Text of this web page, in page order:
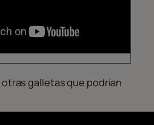
galletas que podrían